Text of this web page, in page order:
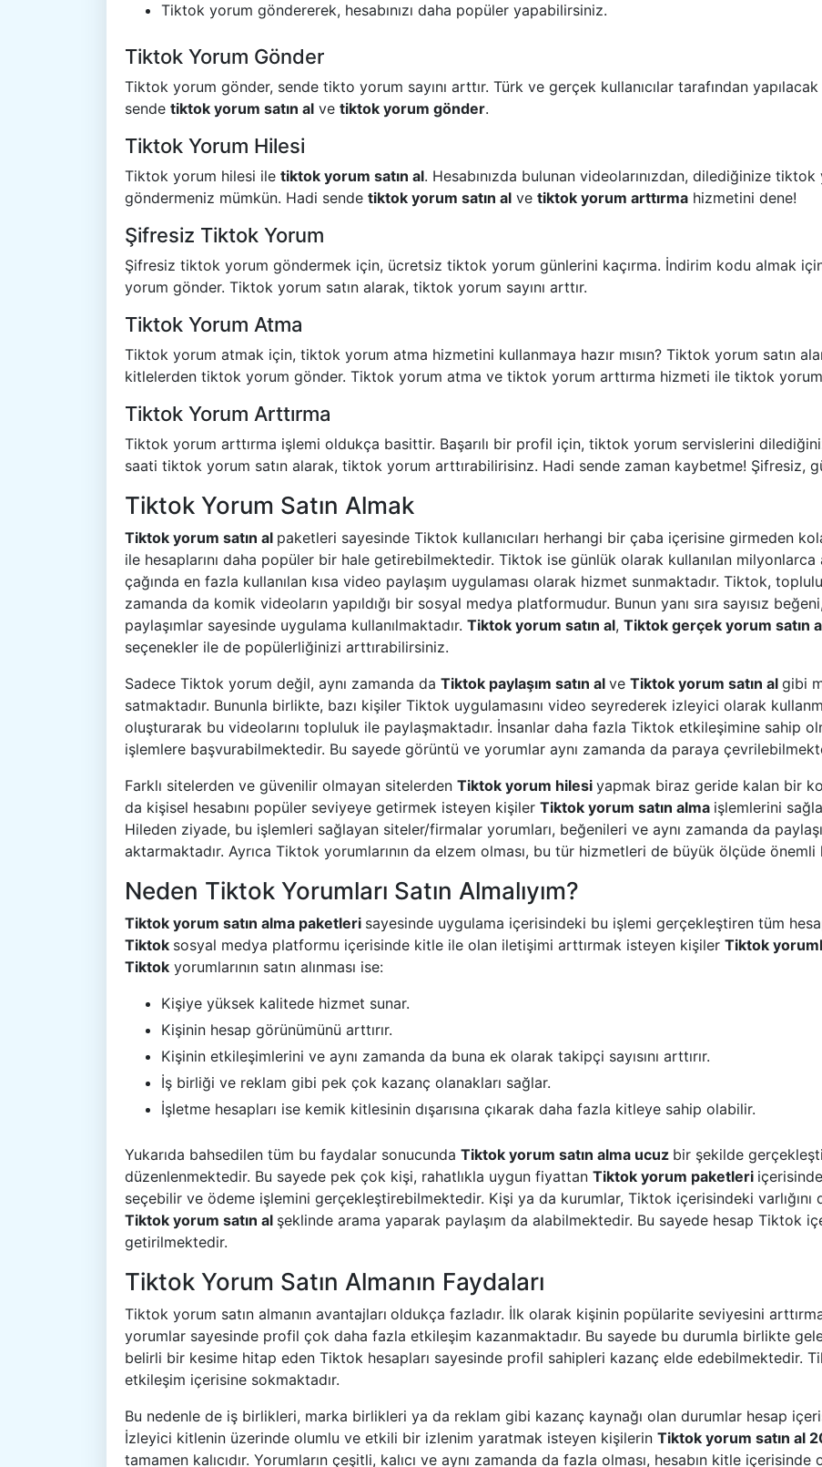
Tiktok yorum göndererek, hesabınızı daha popüler yapabilirsiniz.
Tiktok Yorum Gönder
Tiktok yorum gönder, sende tikto yorum sayını arttır. Türk ve gerçek kullanıcılar tarafından
sende tiktok yorum satın al ve tiktok yorum gönder.
Tiktok Yorum Hilesi
Tiktok yorum hilesi ile tiktok yorum satın al. Hesabınızda bulunan videolarınızdan, dilediğinize
göndermeniz mümkün. Hadi sende tiktok yorum satın al ve tiktok yorum arttırma hizmetini dene!
Şifresiz Tiktok Yorum
Şifresiz tiktok yorum göndermek için, ücretsiz tiktok yorum günlerini kaçırma. İndirim kodu almak
yorum gönder. Tiktok yorum satın alarak, tiktok yorum sayını arttır.
Tiktok Yorum Atma
Tiktok yorum atmak için, tiktok yorum atma hizmetini kullanmaya hazır mısın? Tiktok yorum satın
kitlelerden tiktok yorum gönder. Tiktok yorum atma ve tiktok yorum arttırma hizmeti ile tiktok yorum
Tiktok Yorum Arttırma
Tiktok yorum arttırma işlemi oldukça basittir. Başarılı bir profil için, tiktok yorum servislerini
saati tiktok yorum satın alarak, tiktok yorum arttırabilirisinz. Hadi sende zaman kaybetme! Şifresiz,
Tiktok Yorum Satın Almak
Tiktok yorum satın al paketleri sayesinde Tiktok kullanıcıları herhangi bir çaba içerisine girmeden
ile hesaplarını daha popüler bir hale getirebilmektedir. Tiktok ise günlük olarak kullanılan
çağında en fazla kullanılan kısa video paylaşım uygulaması olarak hizmet sunmaktadır. Tiktok,
zamanda da komik videoların yapıldığı bir sosyal medya platformudur. Bunun yanı sıra sayısız beğeni,
paylaşımlar sayesinde uygulama kullanılmaktadır. Tiktok yorum satın al, Tiktok gerçek yorum satın
seçenekler ile de popülerliğinizi arttırabilirsiniz.
Sadece Tiktok yorum değil, aynı zamanda da Tiktok paylaşım satın al ve Tiktok yorum satın al gibi
satmaktadır. Bununla birlikte, bazı kişiler Tiktok uygulamasını video seyrederek izleyici olarak
oluşturarak bu videolarını topluluk ile paylaşmaktadır. İnsanlar daha fazla Tiktok etkileşimine sahip
işlemlere başvurabilmektedir. Bu sayede görüntü ve yorumlar aynı zamanda da paraya
Farklı sitelerden ve güvenilir olmayan sitelerden Tiktok yorum hilesi yapmak biraz geride kalan bir
da kişisel hesabını popüler seviyeye getirmek isteyen kişiler Tiktok yorum satın alma işlemlerini
Hileden ziyade, bu işlemleri sağlayan siteler/firmalar yorumları, beğenileri ve aynı zamanda da
aktarmaktadır. Ayrıca Tiktok yorumlarının da elzem olması, bu tür hizmetleri de büyük ölçüde önemli
Neden Tiktok Yorumları Satın Almalıyım?
Tiktok yorum satın alma paketleri sayesinde uygulama içerisindeki bu işlemi gerçekleştiren tüm
Tiktok sosyal medya platformu içerisinde kitle ile olan iletişimi arttırmak isteyen kişiler Tiktok
Tiktok yorumlarının satın alınması ise:
Kişiye yüksek kalitede hizmet sunar.
Kişinin hesap görünümünü arttırır.
Kişinin etkileşimlerini ve aynı zamanda da buna ek olarak takipçi sayısını arttırır.
İş birliği ve reklam gibi pek çok kazanç olanakları sağlar.
İşletme hesapları ise kemik kitlesinin dışarısına çıkarak daha fazla kitleye sahip olabilir.
Yukarıda bahsedilen tüm bu faydalar sonucunda Tiktok yorum satın alma ucuz bir şekilde
düzenlenmektedir. Bu sayede pek çok kişi, rahatlıkla uygun fiyattan Tiktok yorum paketleri
seçebilir ve ödeme işlemini gerçekleştirebilmektedir. Kişi ya da kurumlar, Tiktok içerisindeki
Tiktok yorum satın al şeklinde arama yaparak paylaşım da alabilmektedir. Bu sayede hesap Tiktok
getirilmektedir.
Tiktok Yorum Satın Almanın Faydaları
Tiktok yorum satın almanın avantajları oldukça fazladır. İlk olarak kişinin popülarite seviyesini
yorumlar sayesinde profil çok daha fazla etkileşim kazanmaktadır. Bu sayede bu durumla birlikte
belirli bir kesime hitap eden Tiktok hesapları sayesinde profil sahipleri kazanç elde edebilmektedir.
etkileşim içerisine sokmaktadır.
Bu nedenle de iş birlikleri, marka birlikleri ya da reklam gibi kazanç kaynağı olan durumlar hesap
İzleyici kitlenin üzerinde olumlu ve etkili bir izlenim yaratmak isteyen kişilerin Tiktok yorum satın al
tamamen kalıcıdır. Yorumların çeşitli, kalıcı ve aynı zamanda da fazla olması, hesabın kitle içerisinde